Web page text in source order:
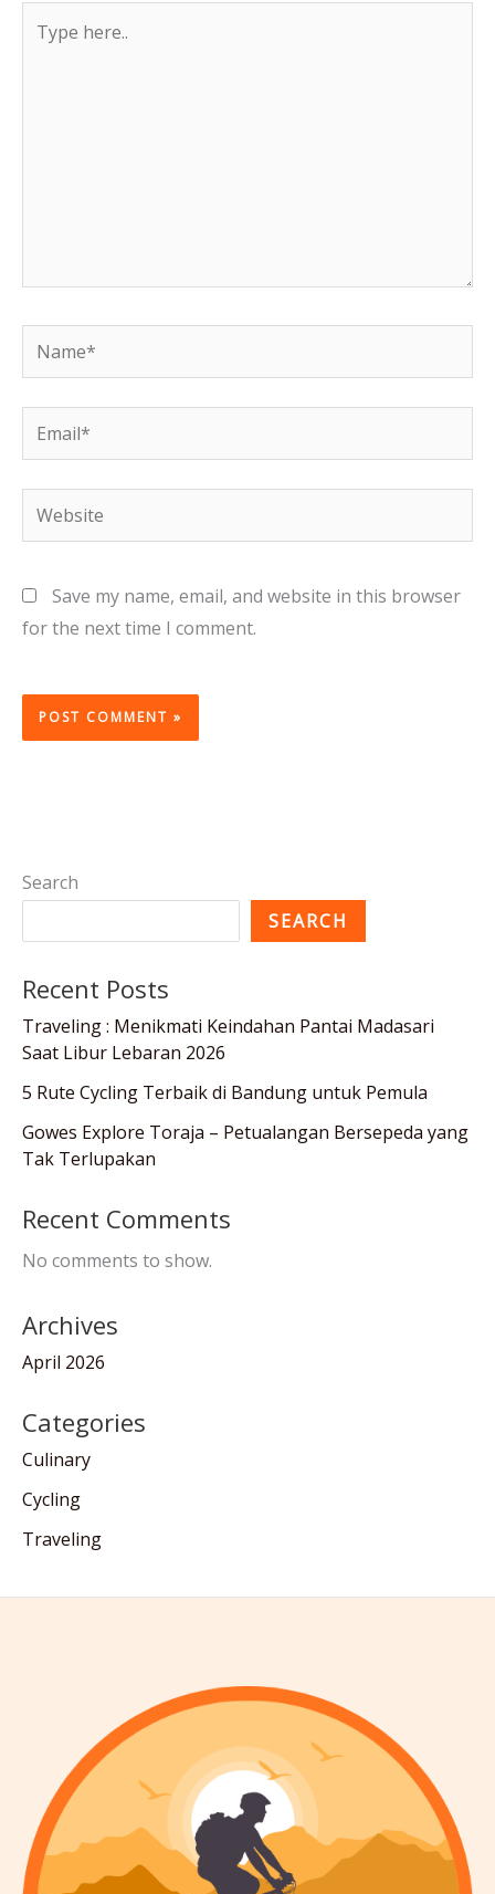
here..
Name*
Email*
Website
Save my name, email, and website in this browser
for the next time I comment.
Search
SEARCH
Recent Posts
Traveling : Menikmati Keindahan Pantai Madasari
Saat Libur Lebaran 2026
5 Rute Cycling Terbaik di Bandung untuk Pemula
Gowes Explore Toraja – Petualangan Bersepeda yang
Tak Terlupakan
Recent Comments
No comments to show.
Archives
April 2026
Categories
Culinary
Cycling
Traveling